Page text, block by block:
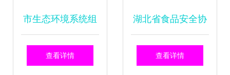
市生态环境系统组
织参观党史学习教
查看详情
湖北省食品安全协
会成立一周年侧记
查看详情